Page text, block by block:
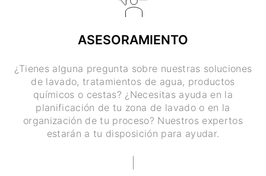
ASESORAMIENTO
¿Tienes alguna pregunta sobre nuestras soluciones
de lavado, tratamientos de agua, productos
químicos o cestas? ¿Necesitas ayuda en la
planificación de tu zona de lavado o en la
organización de tu proceso? Nuestros expertos
estarán a tu disposición para ayudar.